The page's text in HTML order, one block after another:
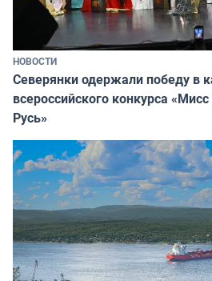
НОВОСТИ
Северянки одержали победу в
всероссийского конкурса
Русь»